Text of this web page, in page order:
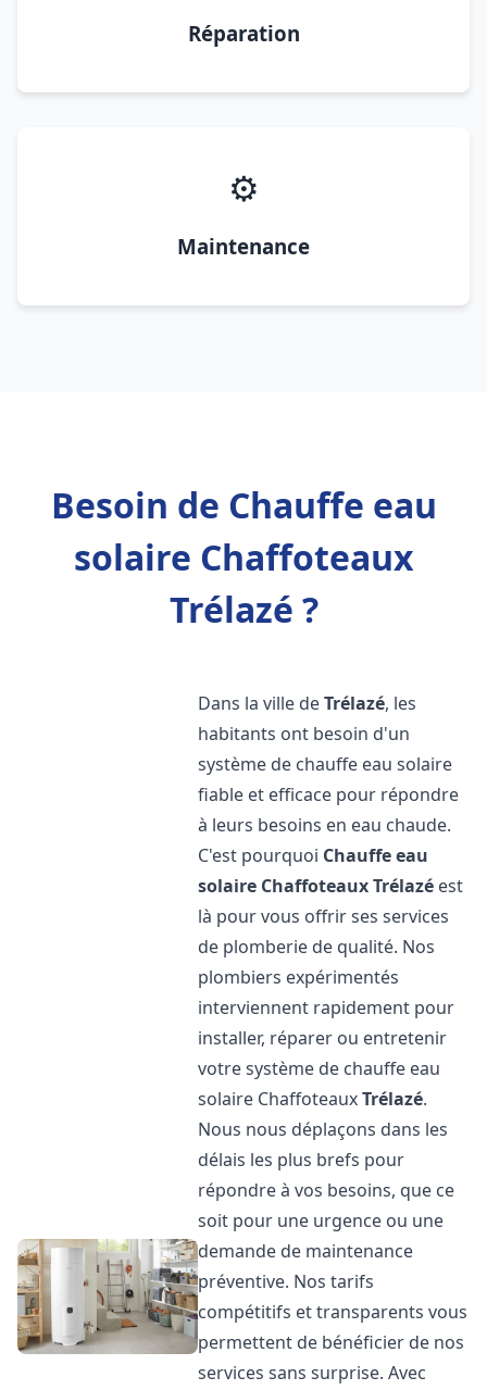
Réparation
⚙️
Maintenance
Besoin de Chauffe eau
solaire Chaffoteaux
Trélazé ?
Dans la ville deTrélazé, les
habitants ont besoin d'un
système de chauffe eau solaire
fiable et efficace pour répondre
à leurs besoins en eau chaude.
C'est pourquoi Chauffe eau
solaire ChaffoteauxTrélazé est
là pour vous offrir ses services
de plomberie de qualité. Nos
plombiers expérimentés
interviennent rapidement pour
installer, réparer ou entretenir
votre système de chauffe eau
solaire ChaffoteauxTrélazé.
Nous nous déplaçons dans les
délais les plus brefs pour
répondre à vos besoins, que ce
soit pour une urgence ou une
demande de maintenance
préventive. Nos tarifs
compétitifs et transparents vous
permettent de bénéficier de nos
services sans surprise. Avec